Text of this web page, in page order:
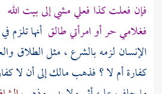
فإن فعلت كذا فعلي مشي إلى بيت الله
فغلامي حر أو امرأتي طالق أنها تلزم
الإنسان لزمه بالشرع ، مثل الطلاق
كفارة أم لا ؟ فذهبمالكإلى أن لا